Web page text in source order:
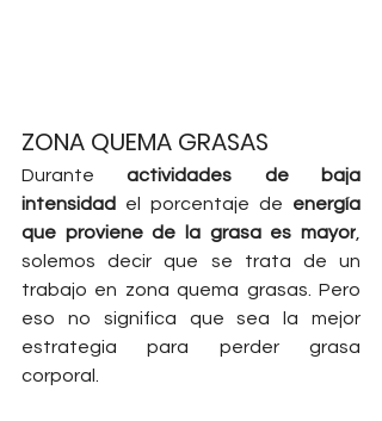
ZONA QUEMA GRASAS
Durante actividades de baja
intensidad
el porcentaje de energía
que proviene de la grasa es mayor
solemos decir que se trata de un
trabajo en zona quema grasas. Pero
eso no significa que sea la mejor
estrategia para perder grasa
corporal.